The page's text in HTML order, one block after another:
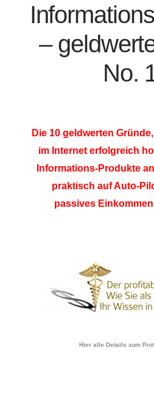
–
No.
Die 10 geldwerten
im Internet erfolgreich
Informations-Produkte
praktisch auf Auto-
passives
Hier alle Details zum